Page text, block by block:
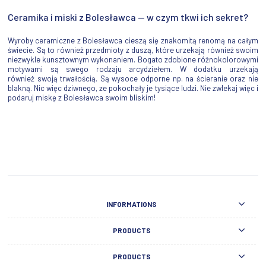
Ceramika i miski z Bolesławca — w czym tkwi ich sekret?
Wyroby ceramiczne z Bolesławca cieszą się znakomitą renomą na całym
świecie. Są to również przedmioty z duszą, które urzekają również swoim
niezwykle kunsztownym wykonaniem. Bogato zdobione różnokolorowymi
motywami są swego rodzaju arcydziełem. W dodatku urzekają
również swoją trwałością. Są wysoce odporne np. na ścieranie oraz nie
blakną. Nic więc dziwnego, ze pokochały je tysiące ludzi. Nie zwlekaj więc i
podaruj miskę z Bolesławca swoim bliskim!
INFORMATIONS
PRODUCTS
PRODUCTS